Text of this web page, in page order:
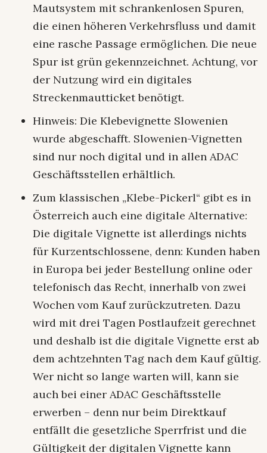
Mautsystem mit schrankenlosen Spuren,
die einen höheren Verkehrsfluss und damit
eine rasche Passage ermöglichen. Die neue
Spur ist grün gekennzeichnet. Achtung, vor
der Nutzung wird ein digitales
Streckenmautticket benötigt.
Hinweis: Die Klebevignette Slowenien
wurde abgeschafft. Slowenien-Vignetten
sind nur noch digital und in allen ADAC
Geschäftsstellen erhältlich.
Zum klassischen „Klebe-Pickerl“ gibt es in
Österreich auch eine digitale Alternative:
Die digitale Vignette ist allerdings nichts
für Kurzentschlossene, denn: Kunden haben
in Europa bei jeder Bestellung online oder
telefonisch das Recht, innerhalb von zwei
Wochen vom Kauf zurückzutreten. Dazu
wird mit drei Tagen Postlaufzeit gerechnet
und deshalb ist die digitale Vignette erst ab
dem achtzehnten Tag nach dem Kauf gültig.
Wer nicht so lange warten will, kann sie
auch bei einer ADAC Geschäftsstelle
erwerben – denn nur beim Direktkauf
entfällt die gesetzliche Sperrfrist und die
Gültigkeit der digitalen Vignette kann